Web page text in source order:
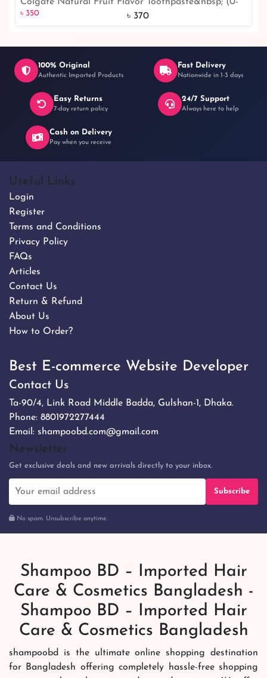
৳ 3505% off
2years) 50ml | fruit flavor toothpaste
৳ 350 ৳ 370
100% Original
Authentic Imported Products
Fast Delivery
Nationwide in 1-3 days
Easy Returns
7-day return policy
24/7 Support
Always here to help
Cash on Delivery
Pay when you receive
Useful Links
Login
Register
Terms and Conditions
Privacy Policy
FAQs
Articles
Contact Us
Return & Refund
About Us
How to Order?
Best E-commerce Website Developer
Contact Us
Ta-90/4, Link Road Middle Badda, Gulshan-1, Dhaka.
Phone: 8801972277444
Email: shampoobd.com@gmail.com
Newsletter
Get exclusive deals and new arrivals directly to your inbox.
Subscribe
No spam. Unsubscribe anytime.
Shampoo BD – Imported Hair
Care & Cosmetics Bangladesh -
Shampoo BD – Imported Hair
Care & Cosmetics Bangladesh
shampoobd is the ultimate online shopping destination
for Bangladesh offering completely hassle-free shopping